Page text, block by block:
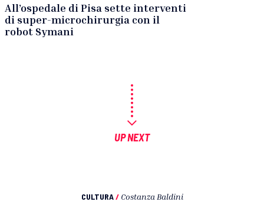
All’ospedale di Pisa sette interventi
di super-microchirurgia con il
robot Symani
UP NEXT
CULTURA / Costanza Baldini